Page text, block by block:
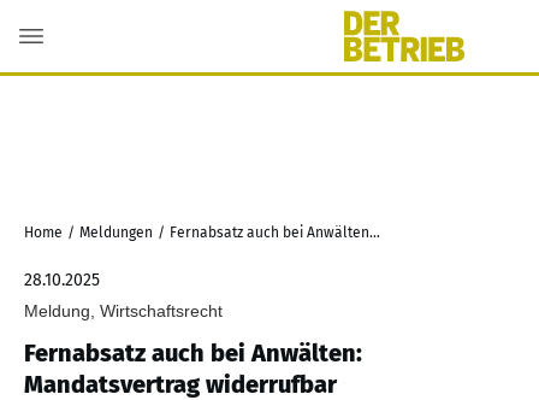
Home / Meldungen / Fernabsatz auch bei Anwälten: Mandatsvertrag widerrufbar
28.10.2025
Meldung, Wirtschaftsrecht
Fernabsatz auch bei Anwälten:
Mandatsvertrag widerrufbar